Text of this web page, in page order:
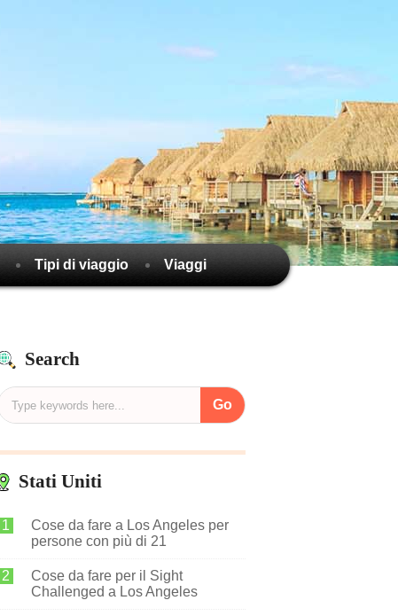
Tipi di viaggio Viaggi
Search
Stati Uniti
Cose da fare a Los Angeles per
persone con più di 21
Cose da fare per il Sight
Challenged a Los Angeles